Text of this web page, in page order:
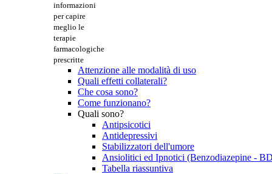
informazioni
per capire
meglio le
terapie
farmacologiche
prescritte
Attenzione alle modalità di uso
Quali effetti collaterali?
Che cosa sono?
Come funzionano?
Quali sono?
Antipsicotici
Antidepressivi
Stabilizzatori dell'umore
Ansiolitici ed Ipnotici (Benzodiazepine -
Tabella riassuntiva